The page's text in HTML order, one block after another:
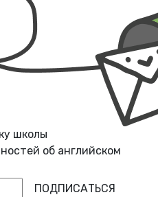
школы
об английском
ПОДПИСАТЬСЯ